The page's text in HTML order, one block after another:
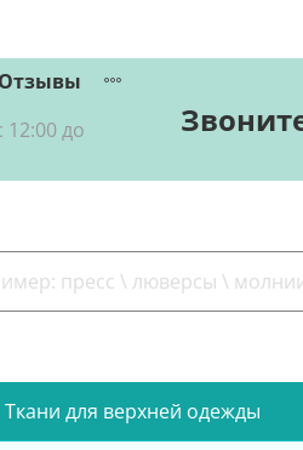
Отзывы
до
Ткани для верхней одежды